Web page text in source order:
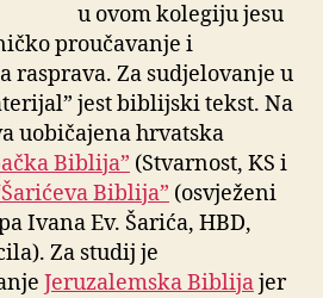
u ovom kolegiju jesu
proučavanje i
rasprava. Za sudjelovanje u
jest biblijski tekst. Na
uobičajena hrvatska
Biblija” (Stvarnost, KS i
Biblija” (osvježeni
Ivana Ev. Šarića, HBD,
Za studij je
Jeruzalemska Biblijajer